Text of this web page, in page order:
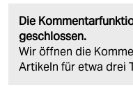
Die
geschlossen.
Wir öffnen die
Artikeln für etwa drei